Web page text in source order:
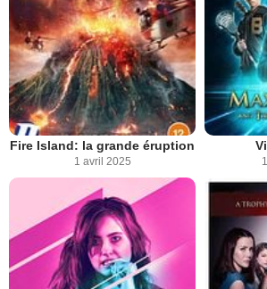
Fire Island: la grande éruption
1 avril 2025